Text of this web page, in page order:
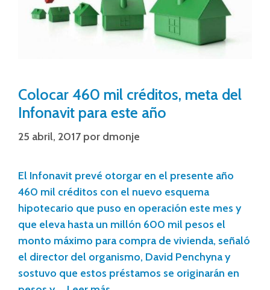
Colocar 460 mil créditos, meta del
Infonavit para este año
25 abril, 2017 por dmonje
El Infonavit prevé otorgar en el presente año
460 mil créditos con el nuevo esquema
hipotecario que puso en operación este mes y
que eleva hasta un millón 600 mil pesos el
monto máximo para compra de vivienda, señaló
el director del organismo, David Penchyna y
sostuvo que estos préstamos se originarán en